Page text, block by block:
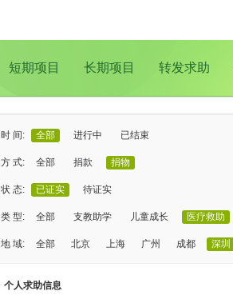
短期项目 长期项目 转发求助
时 间: 全部 进行中 已结束
方 式: 全部 捐款 捐物
状 态: 已证实 待证实
类 型: 全部 支教助学 儿童成长 医疗救助
地 域: 全部 北京 上海 广州 成都 深圳
个人求助信息